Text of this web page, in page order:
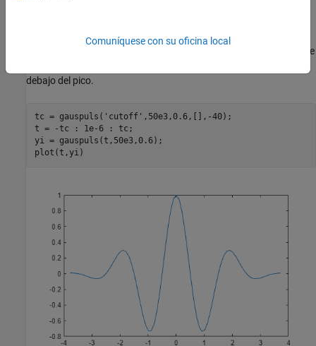
gauspuls para representar un pulso de RF gaussiano de
50 kHz con un ancho de banda del 60%, muestreado a una tasa de
debajo del pico.
tc = gauspuls( 'cutoff' ,50e3,0.6,[],-40);
t = -tc : 1e-6 : tc;
yi = gauspuls(t,50e3,0.6);
plot(t,yi)
Comuníquese con su oficina local